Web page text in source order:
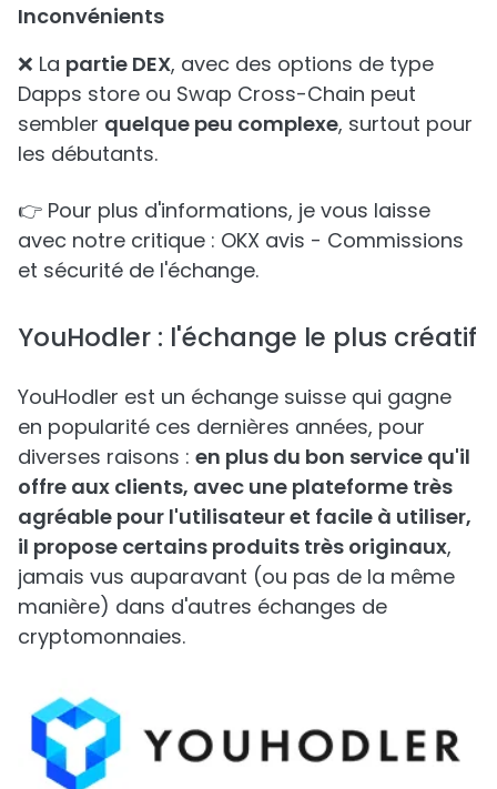
Inconvénients
❌ La partie DEX, avec des options de type
Dapps store ou Swap Cross-Chain peut
sembler quelque peu complexe, surtout pour
les débutants.
👉 Pour plus d'informations, je vous laisse
avec notre critique : OKX avis - Commissions
et sécurité de l'échange.
YouHodler : l'échange le plus créatif
YouHodler est un échange suisse qui gagne
en popularité ces dernières années, pour
diverses raisons : en plus du bon service qu'il
offre aux clients, avec une plateforme très
agréable pour l'utilisateur et facile à utiliser,
il propose certains produits très originaux,
jamais vus auparavant (ou pas de la même
manière) dans d'autres échanges de
cryptomonnaies.